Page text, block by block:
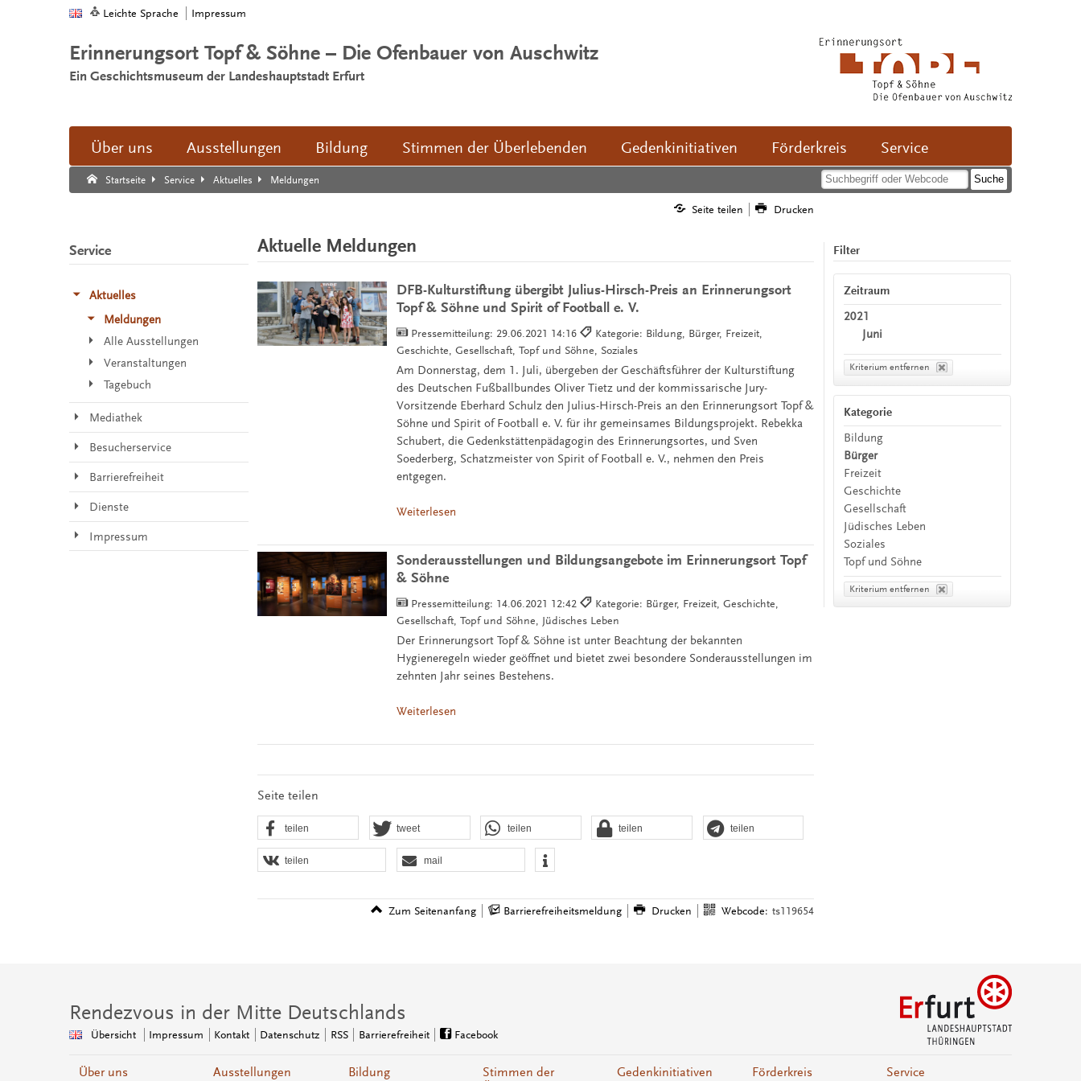
Leichte Sprache Impressum
Erinnerungsort Topf & Söhne – Die Ofenbauer von Auschwitz
Ein Geschichtsmuseum der Landeshauptstadt Erfurt
Über uns Ausstellungen Bildung Stimmen der Überlebenden Gedenkinitiativen Förderkreis Service
Startseite Service Aktuelles Meldungen
Suche:
Suche Ende.
Seite teilen Drucken
Aktuelle Meldungen
DFB-Kulturstiftung übergibt Julius-Hirsch-Preis an Erinnerungsort
Topf & Söhne und Spirit of Football e. V.
Pressemitteilung: 29.06.2021 14:16
Kategorie: Bildung, Bürger, Freizeit,
Geschichte, Gesellschaft, Topf und Söhne, Soziales
Am Donnerstag, dem 1. Juli, übergeben der Geschäftsführer der Kulturstiftung
des Deutschen Fußballbundes Oliver Tietz und der kommissarische Jury-
Vorsitzende Eberhard Schulz den Julius-Hirsch-Preis an den Erinnerungsort Topf &
Söhne und Spirit of Football e. V. für ihr gemeinsames Bildungsprojekt. Rebekka
Schubert, die Gedenkstättenpädagogin des Erinnerungsortes, und Sven
Soederberg, Schatzmeister von Spirit of Football e. V., nehmen den Preis
entgegen.
Weiterlesen
Sonderausstellungen und Bildungsangebote im Erinnerungsort Topf
& Söhne
Pressemitteilung: 14.06.2021 12:42
Kategorie: Bürger, Freizeit, Geschichte,
Gesellschaft, Topf und Söhne, Jüdisches Leben
Der Erinnerungsort Topf & Söhne ist unter Beachtung der bekannten
Hygieneregeln wieder geöffnet und bietet zwei besondere Sonderausstellungen im
zehnten Jahr seines Bestehens.
Weiterlesen
Seite teilen
teilen tweet teilen teilen teilen
teilen mail
Zum Seitenanfang Barrierefreiheitsmeldung Drucken Webcode: ts119654
Filter
Zeitraum
2021
Juni
Kriterium entfernen
Kategorie
Bildung
Bürger
Freizeit
Geschichte
Gesellschaft
Jüdisches Leben
Soziales
Topf und Söhne
Kriterium entfernen
Service
Aktuelles
Meldungen
Alle Ausstellungen
Veranstaltungen
Tagebuch
Mediathek
Besucherservice
Barrierefreiheit
Dienste
Impressum
Rendezvous in der Mitte Deutschlands
Übersicht Impressum Kontakt Datenschutz RSS Barrierefreiheit Facebook
Über uns Ausstellungen Bildung
Stimmen der
Gedenkinitiativen Förderkreis Service